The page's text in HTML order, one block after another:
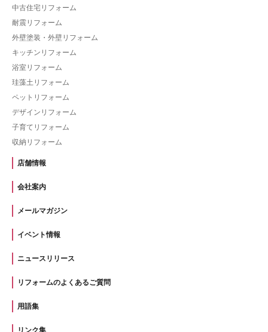
中古住宅リフォーム
耐震リフォーム
外壁塗装・外壁リフォーム
キッチンリフォーム
浴室リフォーム
珪藻土リフォーム
ペットリフォーム
デザインリフォーム
子育てリフォーム
収納リフォーム
店舗情報
会社案内
メールマガジン
イベント情報
ニュースリリース
リフォームのよくあるご質問
用語集
リンク集